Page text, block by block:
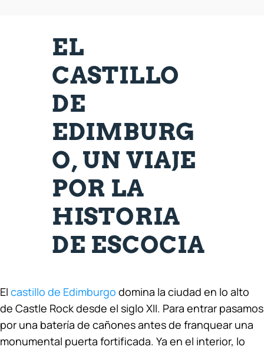
EL
CASTILLO
DE
EDIMBURG
O, UN VIAJE
POR LA
HISTORIA
DE ESCOCIA
El castillo de Edimburgo domina la ciudad en lo alto
de Castle Rock desde el siglo XII. Para entrar pasamos
por una batería de cañones antes de franquear una
monumental puerta fortificada. Ya en el interior, lo